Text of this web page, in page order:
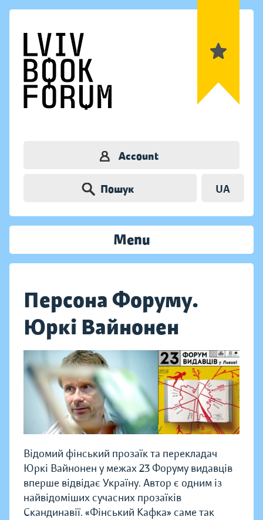
Account
Пошук UA
Menu
Персона Форуму.
Юркі Вайнонен
Відомий фінський прозаїк та перекладач
Юркі Вайнонен у межах 23 Форуму видавців
вперше відвідає Україну. Автор є одним із
найвідоміших сучасних прозаїків
Скандинавії. «Фінський Кафка» саме так